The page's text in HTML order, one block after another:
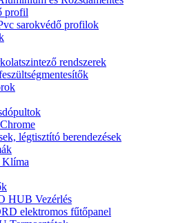
profil
sarokvédő profilok
rendszerek
légtisztító berendezések
Klíma
HUB Vezérlés
elektromos fűtőpanel